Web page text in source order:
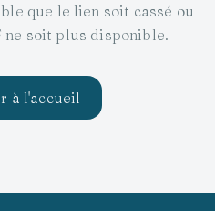
que le lien soit cassé ou
ne soit plus disponible.
à l'accueil